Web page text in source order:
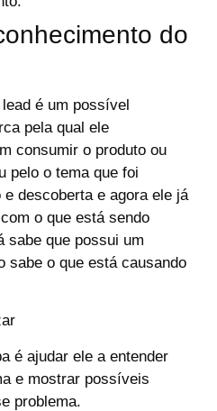
do
é um possível
pela qual ele
consumir o produto ou
pelo o tema que foi
descoberta e agora ele já
o que está sendo
sabe que possui um
sabe o que está causando
é ajudar ele a entender
e mostrar possíveis
problema.